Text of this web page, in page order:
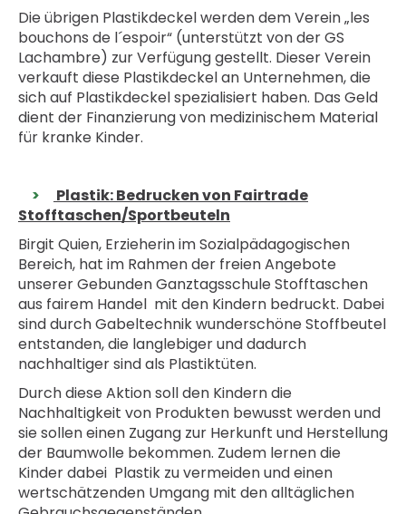
Die übrigen Plastikdeckel werden dem Verein „les
bouchons de l´espoir“ (unterstützt von der GS
Lachambre) zur Verfügung gestellt. Dieser Verein
verkauft diese Plastikdeckel an Unternehmen, die
sich auf Plastikdeckel spezialisiert haben. Das Geld
dient der Finanzierung von medizinischem Material
für kranke Kinder.
Plastik: Bedrucken von Fairtrade
Stofftaschen/Sportbeuteln
Birgit Quien, Erzieherin im Sozialpädagogischen
Bereich, hat im Rahmen der freien Angebote
unserer Gebunden Ganztagsschule Stofftaschen
aus fairem Handel mit den Kindern bedruckt. Dabei
sind durch Gabeltechnik wunderschöne Stoffbeutel
entstanden, die langlebiger und dadurch
nachhaltiger sind als Plastiktüten.
Durch diese Aktion soll den Kindern die
Nachhaltigkeit von Produkten bewusst werden und
sie sollen einen Zugang zur Herkunft und Herstellung
der Baumwolle bekommen. Zudem lernen die
Kinder dabei Plastik zu vermeiden und einen
wertschätzenden Umgang mit den alltäglichen